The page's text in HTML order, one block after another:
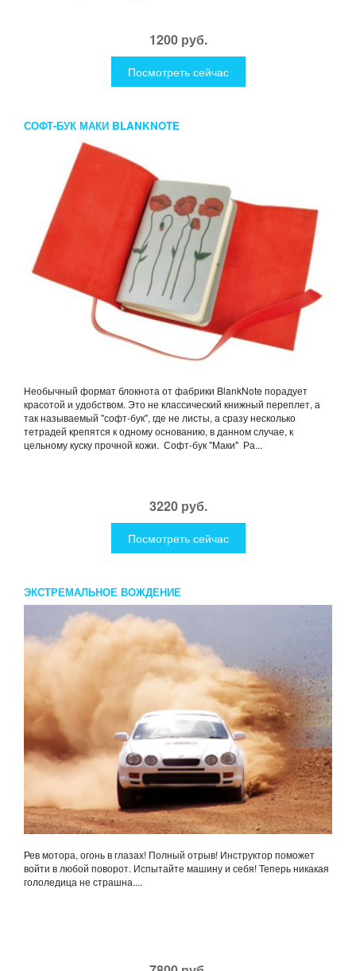
1200 руб.
Посмотреть сейчас
СОФТ-БУК МАКИ BLANKNOTE
Необычный формат блокнота от фабрики BlankNote порадует
красотой и удобством. Это не классический книжный переплет, а
так называемый "софт-бук", где не листы, а сразу несколько
тетрадей крепятся к одному основанию, в данном случае, к
цельному куску прочной кожи. Софт-бук "Маки" Ра...
3220 руб.
Посмотреть сейчас
ЭКСТРЕМАЛЬНОЕ ВОЖДЕНИЕ
Рев мотора, огонь в глазах! Полный отрыв! Инструктор поможет
войти в любой поворот. Испытайте машину и себя! Теперь никакая
гололедица не страшна....